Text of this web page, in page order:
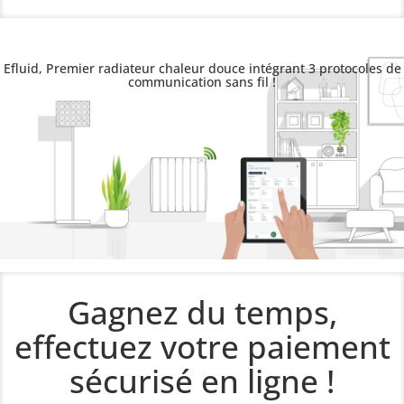
Efluid, Premier radiateur chaleur douce intégrant 3 protocoles de
communication sans fil !
Gagnez du temps,
effectuez votre paiement
sécurisé en ligne !